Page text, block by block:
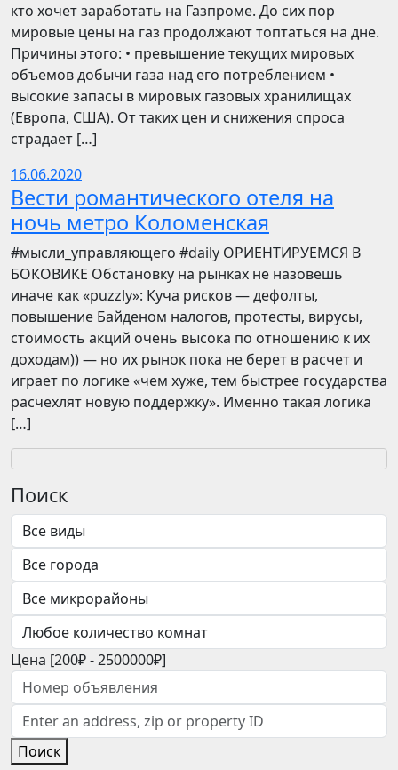
кто хочет заработать на Газпроме. До сих пор
мировые цены на газ продолжают топтаться на дне.
Причины этого: • превышение текущих мировых
объемов добычи газа над его потреблением •
высокие запасы в мировых газовых хранилищах
(Европа, США). От таких цен и снижения спроса
страдает […]
16.06.2020
Вести романтического отеля на
ночь метро Коломенская
​​#мысли_управляющего #daily ОРИЕНТИРУЕМСЯ В
БОКОВИКЕ Обстановку на рынках не назовешь
иначе как «puzzly»: Куча рисков — дефолты,
повышение Байденом налогов, протесты, вирусы,
стоимость акций очень высока по отношению к их
доходам)) — но их рынок пока не берет в расчет и
играет по логике «чем хуже, тем быстрее государства
расчехлят новую поддержку». Именно такая логика
[…]
Поиск
Цена [200₽-2500000₽]
Поиск